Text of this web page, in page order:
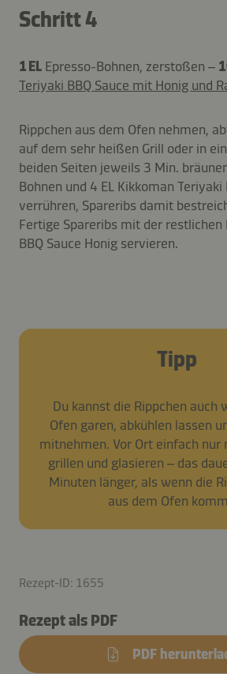
Schritt 4
1 EL Epresso-Bohnen, zerstoßen –
Teriyaki BBQ Sauce mit Honig und
Rippchen aus dem Ofen nehmen,
auf dem sehr heißen Grill oder in
beiden Seiten jeweils 3 Min.
Bohnen und 4 EL Kikkoman Teriyaki
verrühren, Spareribs damit
Fertige Spareribs mit der restlichen
BBQ Sauce Honig servieren.
Tipp
Du kannst die Rippchen auch
Ofen garen, abkühlen lassen
mitnehmen. Vor Ort einfach nur
grillen und glasieren – das
Minuten länger, als wenn die
aus dem Ofen
Rezept-ID: 1655
Rezept als PDF
PDF